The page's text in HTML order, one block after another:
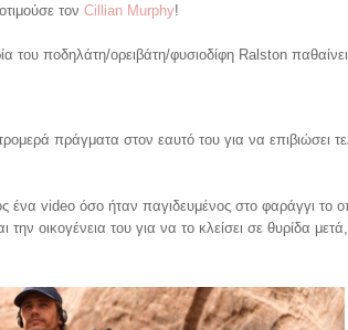
τον Cillian Murphy!
του ποδηλάτη/ορειβάτη/φυσιοδίφη Ralston
πράγματα στον εαυτό του για να επιβιώσει
ένα video όσο ήταν παγιδευμένος στο φαράγγι το
την οικογένεια του για να το κλείσει σε θυρίδα